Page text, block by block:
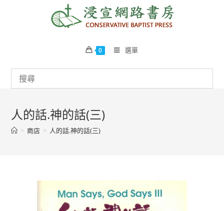
0 選單
人的話.神的話(三)
> 商店 > 人的話.神的話(三)